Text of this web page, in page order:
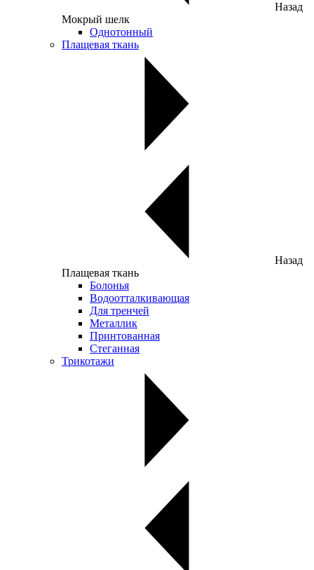
Назад
Мокрый шелк
Однотонный
Плащевая ткань
Назад
Плащевая ткань
Болонья
Водоотталкивающая
Для тренчей
Металлик
Принтованная
Стеганная
Трикотажи